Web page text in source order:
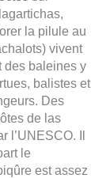
la pilule au
vivent
des baleines y
balistes et
Des
de las
l’UNESCO. Il
le
est assez